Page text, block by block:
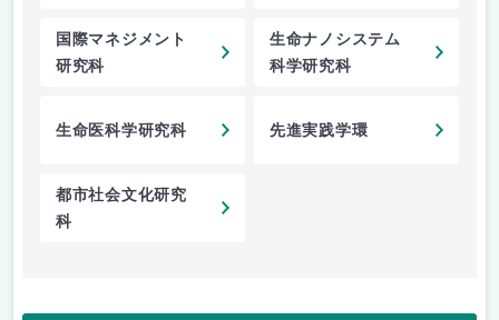
国際マネジメント
研究科
生命ナノシステム
科学研究科
生命医科学研究科 先進実践学環
都市社会文化研究
科